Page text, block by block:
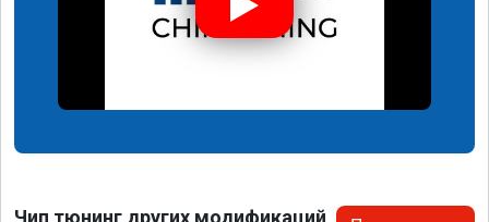
Чип тюнинг других модификаций